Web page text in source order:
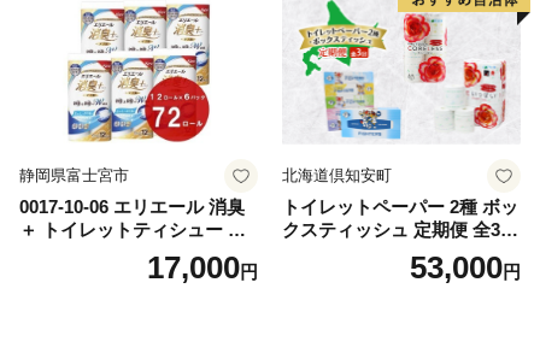
道 倶知安町 日用品
静岡県富士宮市
0017-10-06 エリエール 消臭
＋ トイレットティシュー し
っかり香るフレッシュクリア
の香り ダブル 12ロール×6パ
17,000円
北海道倶知安町
トイレットペーパー 2種 ボッ
クスティッシュ 定期便 全3
回 日本製 まとめ買い 防災
常備品 日用雑貨 消耗品 生活
53,000円